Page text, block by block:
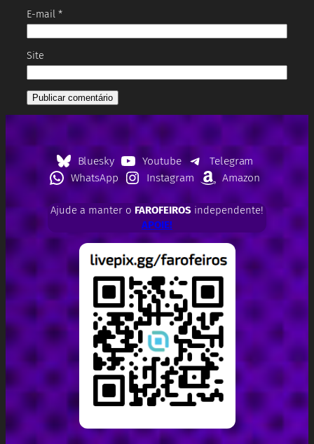
E-mail *
Site
Bluesky Youtube
Telegram
WhatsApp
Instagram Amazon
Ajude a manter o FAROFEIROSindependente!
APOIE!